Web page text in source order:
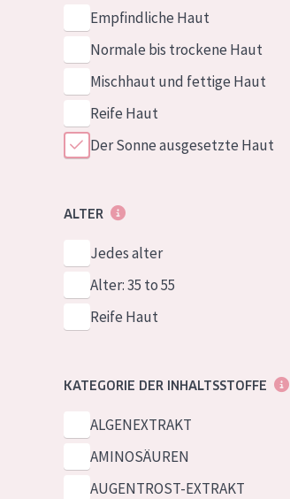
Empfindliche Haut
Normale bis trockene Haut
Mischhaut und fettige Haut
Reife Haut
Der Sonne ausgesetzte Haut
ALTER
Jedes alter
Alter: 35 to 55
Reife Haut
KATEGORIE DER INHALTSSTOFFE
ALGENEXTRAKT
AMINOSÄUREN
AUGENTROST-EXTRAKT